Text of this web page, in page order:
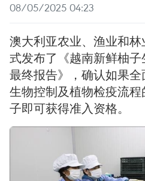
08/05/2025 04:23
澳大利亚农业、渔业和林
式发布了《越南新鲜柚
最终报告》，确认如果
生物控制及植物检疫流
子即可获得准入资格。